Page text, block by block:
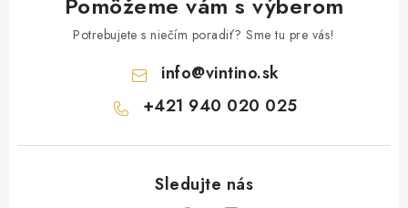
Potrebujete s niečím poradiť? Sme tu pre vás!
info@vintino.sk
+421 940 020 025